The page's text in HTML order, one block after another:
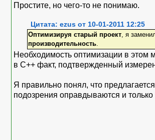
Простите, но чего-то не понимаю.
Цитата: ezus от 10-01-2011 12:25
Оптимизируя старый проект, я
производительность.
Необходимость оптимизации в
в С++ факт, подтвержденный
Я правильно понял, что
подозрения оправдываются и